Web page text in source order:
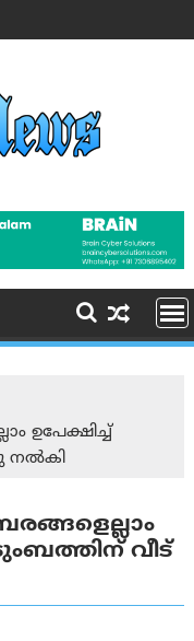
ഉപേക്ഷിച്ച്
നല്‍കി
വീട്